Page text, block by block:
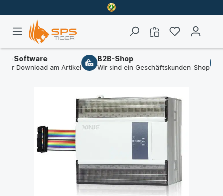
Software
Download am Artikel
B2B-Shop
Wir sind ein Geschäftskunden-Shop